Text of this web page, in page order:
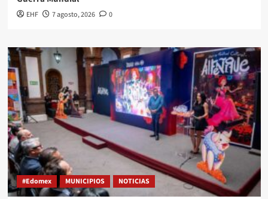
EHF 7 agosto, 2026 0
#Edomex MUNICIPIOS NOTICIAS